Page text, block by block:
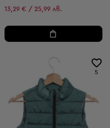
13,29 € / 25,99 лв.
5